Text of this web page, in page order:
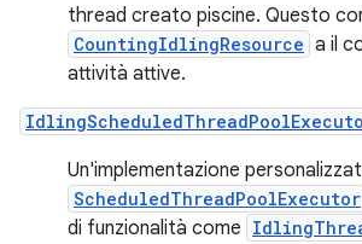
thread creato piscine. Questo
CountingIdlingResource a il
attività attive.
Un'implementazione
ScheduledThreadPoolExecutor
di funzionalità come